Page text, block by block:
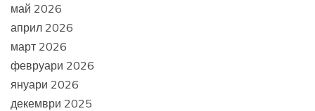
май 2026
април 2026
март 2026
февруари 2026
януари 2026
декември 2025